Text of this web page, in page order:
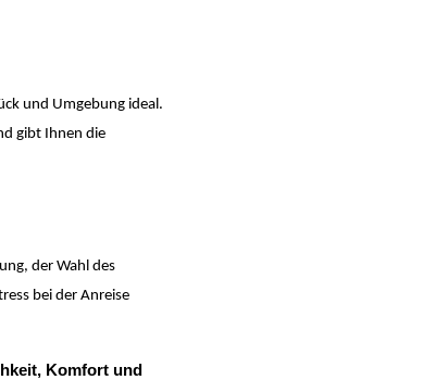
und Umgebung ideal.
gibt Ihnen die
der Wahl des
bei der Anreise
Komfort und